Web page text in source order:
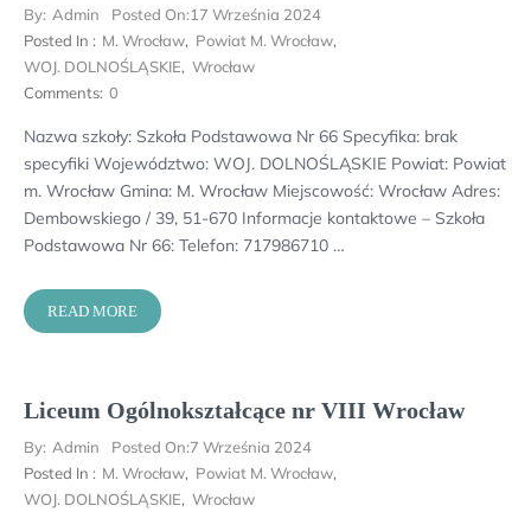
By: Admin Posted On:17 Września 2024
Posted In : M. Wrocław, Powiat M. Wrocław,
WOJ. DOLNOŚLĄSKIE, Wrocław
Comments: 0
Nazwa szkoły: Szkoła Podstawowa Nr 66 Specyfika: brak
specyfiki Województwo: WOJ. DOLNOŚLĄSKIE Powiat: Powiat
m. Wrocław Gmina: M. Wrocław Miejscowość: Wrocław Adres:
Dembowskiego / 39, 51-670 Informacje kontaktowe – Szkoła
Podstawowa Nr 66: Telefon: 717986710 …
READ MORE
Liceum Ogólnokształcące nr VIII Wrocław
By: Admin Posted On:7 Września 2024
Posted In : M. Wrocław, Powiat M. Wrocław,
WOJ. DOLNOŚLĄSKIE, Wrocław